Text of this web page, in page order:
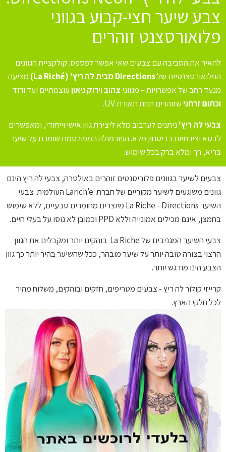
צבע שיער חצי-קבוע בגווני
פלואורסצנט זוהרים
להאיר את הסביבה עם צבעים שאי אפשר לפספס. קולקציית הגוונים
הפלואורסצנטיים שלDirections מבית לה ריץ' (La Riché)
מציעה
מנעד רחב של אפשרויות – מגווניצהוב וירוק ניאוןעוצמתיים ועדורוד
וכתום זרחנישזוהרים תחת תאורת UV.
צבעי לה ריץ' ניתנים לערבוב מלא ליצירת גוון אישי וייחודי, ומאפשרים
לבטא יצירתיות בביטחון מלא. הפורמולה המפורסמת שומרת על שיער
בריא, רך ומלא ברק בכל שימוש.
צבעים לשיער בגוונים פלוריסנטים זוהרים באולטרה, צבעי לה ריץ הינם
גוונים משוגעים לשיער מקוריים של חברת Larich'e העולמית. צבעי
השיער La Riche - Directions מיוצרים מחומרים טבעיים, ללא שימוש
בחמצן, אינם מכילים אמונייה וללא PPD וכמובן לא נוסו על בעלי חיים.
צבעי השיער המגניבים של La Riche בוהקים יותר ומקבלים את הגוון
הרצוי בצורה טובה יותר על שיער מובהר, ככל שהשיער בהיר יותר כך גוון
הצבע הינו מודגש יותר.
קרייזי קולור לה ריץ - צבעים מטריפים, חזקים ובוהקים, משלוח מהיר
לכל חלקי הארץ.